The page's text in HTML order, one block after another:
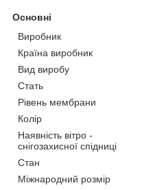
Основні
Виробник
Країна виробник
Вид виробу
Стать
Рівень мембрани
Колір
Наявність вітро -
снігозахисної спідниці
Стан
Міжнародний розмір